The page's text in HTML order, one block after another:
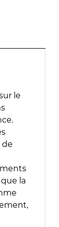
le
de
la